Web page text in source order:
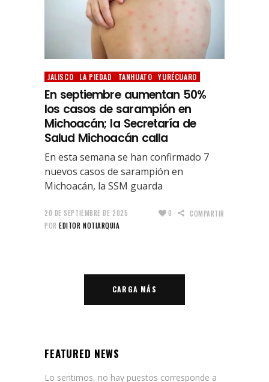
JALISCO LA PIEDAD TANHUATO YURÉCUARO
En septiembre aumentan 50%
los casos de sarampión en
Michoacán; la Secretaría de
Salud Michoacán calla
En esta semana se han confirmado 7
nuevos casos de sarampión en
Michoacán, la SSM guarda
20 DE SEPTIEMBRE DE 2025
POR EDITOR NOTIARQUIA
0 COMPARTIR
CARGA MÁS
FEATURED NEWS
Lo sentimos, no hay puestos corresponde a